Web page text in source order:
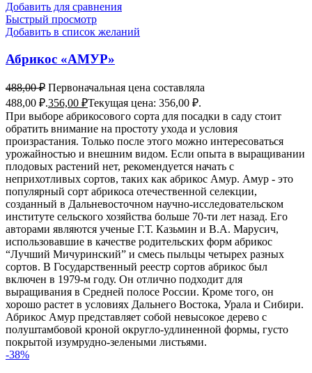
Добавить для сравнения
Быстрый просмотр
Добавить в список желаний
Абрикос «АМУР»
488,00₽ Первоначальная цена составляла
488,00 ₽.356,00 ₽Текущая цена: 356,00 ₽.
При выборе абрикосового сорта для посадки в саду стоит
обратить внимание на простоту ухода и условия
произрастания. Только после этого можно интересоваться
урожайностью и внешним видом. Если опыта в выращивании
плодовых растений нет, рекомендуется начать с
неприхотливых сортов, таких как абрикос Амур. Амур - это
популярный сорт абрикоса отечественной селекции,
созданный в Дальневосточном научно-исследовательском
институте сельского хозяйства больше 70-ти лет назад. Его
авторами являются ученые Г.Т. Казьмин и В.А. Марусич,
использовавшие в качестве родительских форм абрикос
“Лучший Мичуринский” и смесь пыльцы четырех разных
сортов. В Государственный реестр сортов абрикос был
включен в 1979-м году. Он отлично подходит для
выращивания в Средней полосе России. Кроме того, он
хорошо растет в условиях Дальнего Востока, Урала и Сибири.
Абрикос Амур представляет собой невысокое дерево с
полуштамбовой кроной округло-удлиненной формы, густо
покрытой изумрудно-зелеными листьями.
-38%